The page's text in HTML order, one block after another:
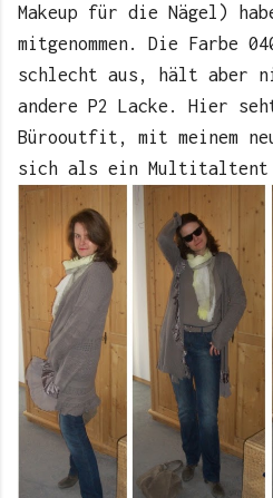
Makeup für die Nägel)
mitgenommen. Die Farbe
schlecht aus, hält aber
andere P2 Lacke. Hier
Bürooutfit, mit meinem
sich als ein Multitaltent